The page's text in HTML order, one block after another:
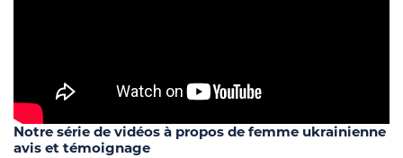
Notre série de vidéos à propos de femme ukrainienne
avis et témoignage